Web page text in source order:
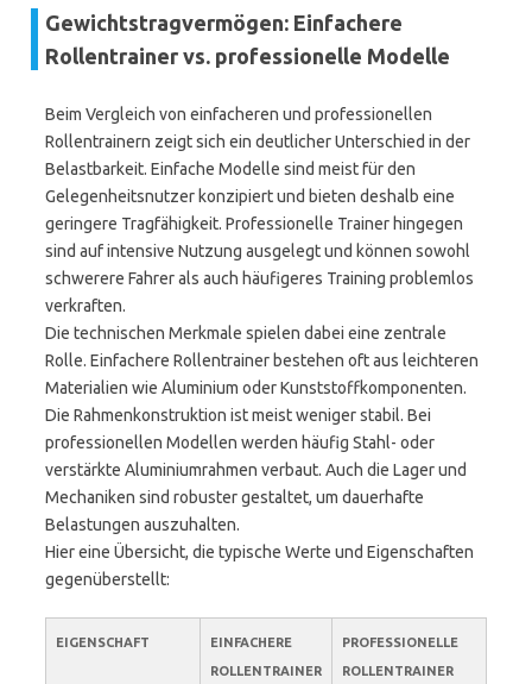
Gewichtstragvermögen: Einfachere
Rollentrainer vs. professionelle Modelle
Beim Vergleich von einfacheren und professionellen
Rollentrainern zeigt sich ein deutlicher Unterschied in der
Belastbarkeit. Einfache Modelle sind meist für den
Gelegenheitsnutzer konzipiert und bieten deshalb eine
geringere Tragfähigkeit. Professionelle Trainer hingegen
sind auf intensive Nutzung ausgelegt und können sowohl
schwerere Fahrer als auch häufigeres Training problemlos
verkraften.
Die technischen Merkmale spielen dabei eine zentrale
Rolle. Einfachere Rollentrainer bestehen oft aus leichteren
Materialien wie Aluminium oder Kunststoffkomponenten.
Die Rahmenkonstruktion ist meist weniger stabil. Bei
professionellen Modellen werden häufig Stahl- oder
verstärkte Aluminiumrahmen verbaut. Auch die Lager und
Mechaniken sind robuster gestaltet, um dauerhafte
Belastungen auszuhalten.
Hier eine Übersicht, die typische Werte und Eigenschaften
gegenüberstellt:
EIGENSCHAFT
EINFACHERE
ROLLENTRAINER
PROFESSIONELLE
ROLLENTRAINER